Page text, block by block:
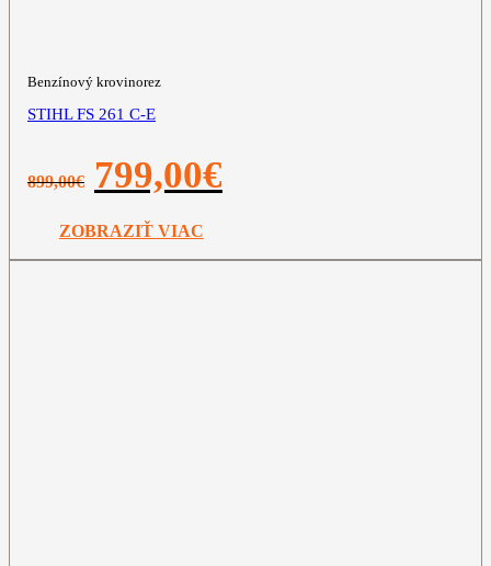
Benzínový krovinorez
STIHL FS 261 C-E
899,00€
Pôvodná
cena
899,00€.
799,00€
ZOBRAZIŤ VIAC